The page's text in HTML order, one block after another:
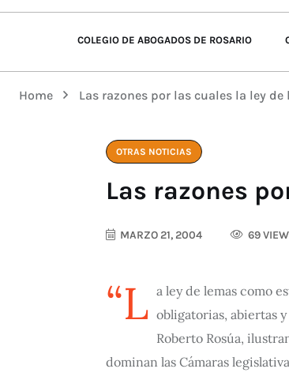
COLEGIO DE ABOGADOS DE ROSARIO
Home Las razones por las cuales la ley
OTRAS NOTICIAS
Las razones
MARZO 21, 2004 69
“L a ley de lemas como
obligatorias, abiertas
Roberto Rosúa,
dominan las Cámaras